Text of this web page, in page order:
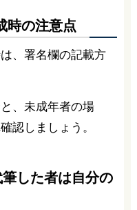
時の注意点
、署名欄の記載方
、未成年者の場
認しましょう。
した者は自分の